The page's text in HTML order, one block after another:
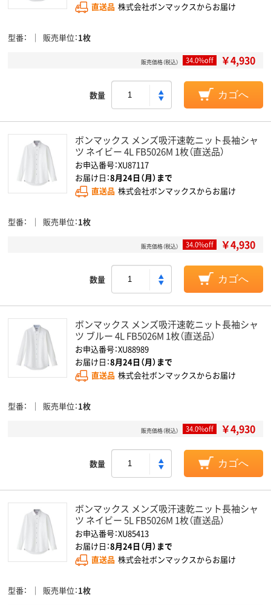
直送品 株式会社ボンマックスからお届け
型番 販売単位 1枚
販売価格（税込） 34.0%off ￥4,930
数量 カゴへ
ボンマックス メンズ吸汗速乾ニット長袖シャ
ツ ネイビー 4L FB5026M 1枚（直送品）
お申込番号：XU87117
お届け日：8月24日（月）まで
直送品 株式会社ボンマックスからお届け
型番 販売単位 1枚
販売価格（税込） 34.0%off ￥4,930
数量 カゴへ
ボンマックス メンズ吸汗速乾ニット長袖シャ
ツ ブルー 4L FB5026M 1枚（直送品）
お申込番号：XU88989
お届け日：8月24日（月）まで
直送品 株式会社ボンマックスからお届け
型番 販売単位 1枚
販売価格（税込） 34.0%off ￥4,930
数量 カゴへ
ボンマックス メンズ吸汗速乾ニット長袖シャ
ツ ネイビー 5L FB5026M 1枚（直送品）
お申込番号：XU85413
お届け日：8月24日（月）まで
直送品 株式会社ボンマックスからお届け
型番 販売単位 1枚